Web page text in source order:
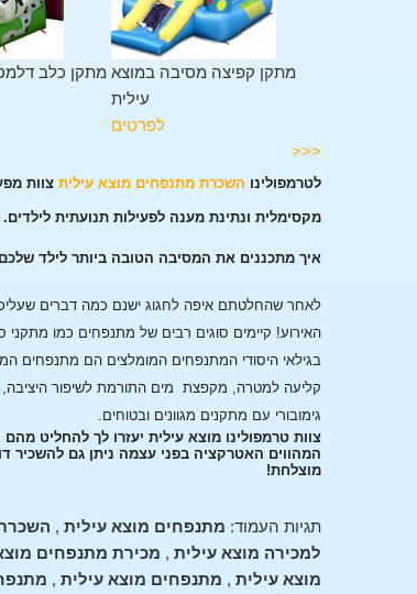
מתקן כלב מתקן קפיצה מסיבה במוצא
עילית
לפרטים
<<<
לטרמפולינו השכרת מתנפחים מוצא עילית צוות
מקסימלית ונתינת מענה לפעילות תנועתית
איך מתכננים את המסיבה הטובה ביותר לילד
לאחר שהחלטתם איפה לחגוג ישנם כמה דברים
האירוע! קיימים סוגים רבים של מתנפחים כמו
בגילאי היסודי המתנפחים המומלצים הם מתנפחים
קליעה למטרה, מקפצת מים התורמת לשיפור היציבה,
גימובורי עם מתקנים מגוונים ובטוחים.
צוות טרמפולינו מוצא עילית יעזרו לך להחליט
המהווים האטרקציה בפני עצמה ניתן גם להשכיר
מוצלחת!
תגיות העמוד: מתנפחים מוצא עילית ,
למכירה מוצא עילית , מכירת מתנפחים
מוצא עילית , מתנפחים מוצא עילית ,